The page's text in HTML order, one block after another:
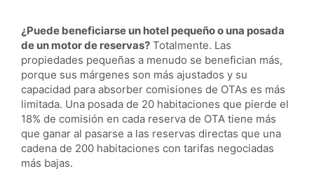
¿Puede beneficiarse un hotel pequeño o una posada
de un motor de reservas? Totalmente. Las
propiedades pequeñas a menudo se benefician más,
porque sus márgenes son más ajustados y su
capacidad para absorber comisiones de OTAs es más
limitada. Una posada de 20 habitaciones que pierde el
18% de comisión en cada reserva de OTA tiene más
que ganar al pasarse a las reservas directas que una
cadena de 200 habitaciones con tarifas negociadas
más bajas.